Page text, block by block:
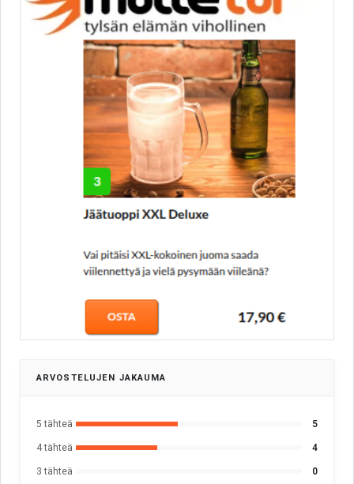
ARVOSTELUJEN JAKAUMA
5 tähteä 5
4 tähteä 4
3 tähteä 0